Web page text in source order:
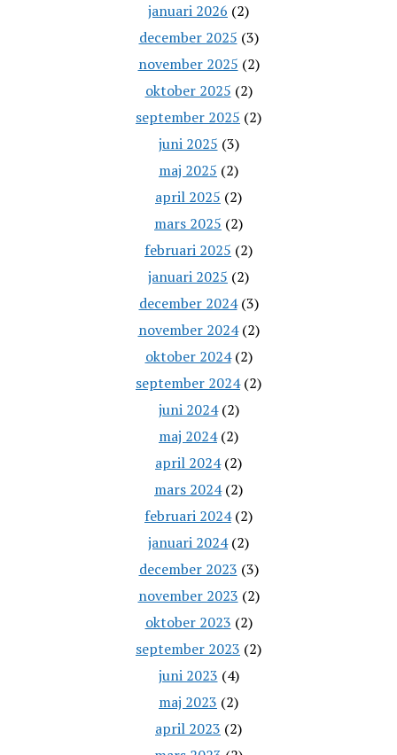
januari 2026 (2)
december 2025 (3)
november 2025 (2)
oktober 2025 (2)
september 2025 (2)
juni 2025 (3)
maj 2025 (2)
april 2025 (2)
mars 2025 (2)
februari 2025 (2)
januari 2025 (2)
december 2024(3)
november 2024(2)
oktober 2024(2)
september 2024(2)
juni 2024(2)
maj 2024(2)
april 2024(2)
mars 2024(2)
februari 2024(2)
januari 2024(2)
december 2023 (3)
november 2023 (2)
oktober 2023 (2)
september 2023 (2)
juni 2023 (4)
maj 2023 (2)
april 2023 (2)